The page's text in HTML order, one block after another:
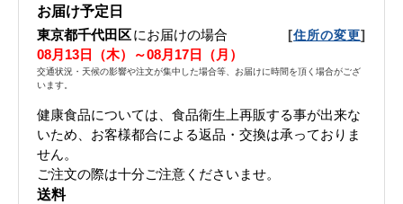
お届け予定日
東京都千代田区にお届けの場合 [住所の変更]
08月13日（木）～08月17日（月）
交通状況・天候の影響や注文が集中した場合等、お届けに時間を頂く場合がござ
います。
健康食品については、食品衛生上再販する事が出来な
いため、お客様都合による返品・交換は承っておりま
せん。
ご注文の際は十分ご注意くださいませ。
送料